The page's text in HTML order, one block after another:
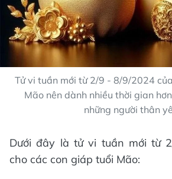
Tử vi tuần mới từ 2/9 - 8/9/2024
Mão nên dành nhiều thời gian
những người thân
Dưới đây là tử vi tuần mới từ
cho các con giáp tuổi Mão: